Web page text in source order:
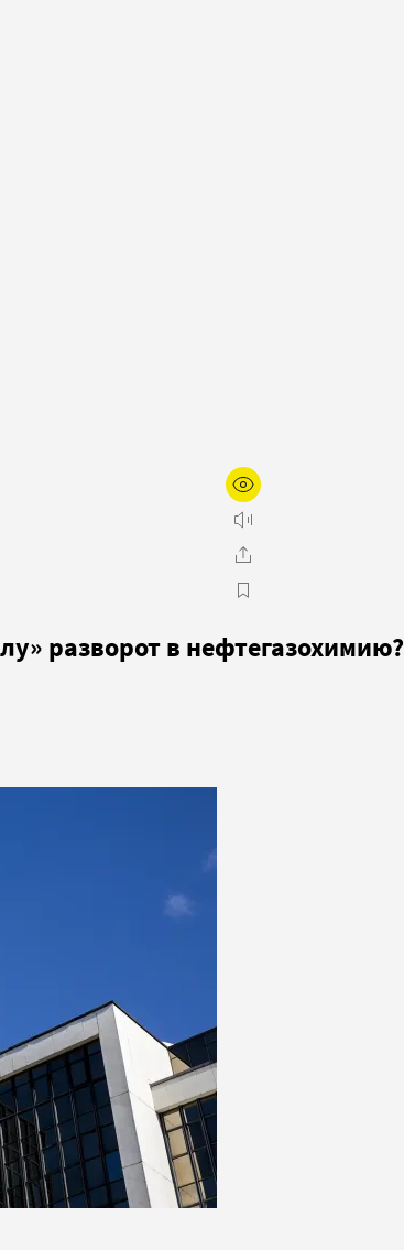
разворот в нефтегазохимию?